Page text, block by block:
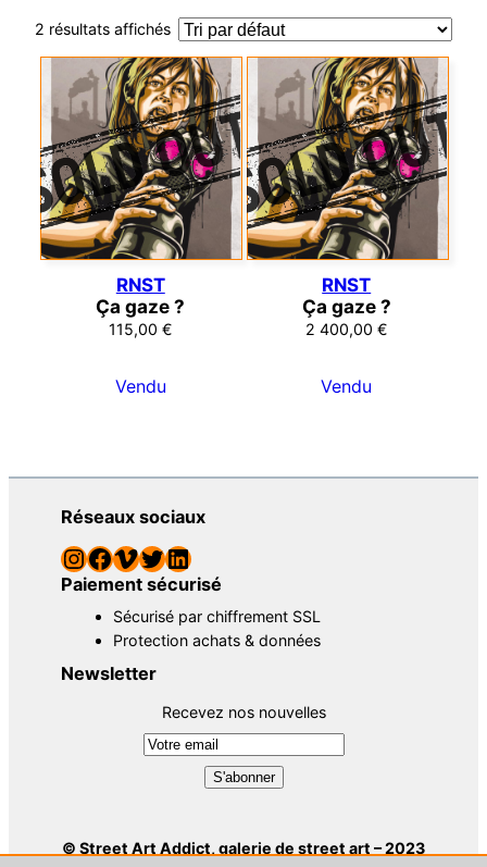
2 résultats affichés
RNST
Ça gaze ?
115,00 €
Vendu
RNST
Ça gaze ?
2 400,00 €
Vendu
Réseaux sociaux
InstagramFacebook Vimeo Twitter LinkedIn
Paiement sécurisé
Sécurisé par chiffrement SSL
Protection achats & données
Newsletter
Recevez nos nouvelles
© Street Art Addict, galerie de street art – 2023